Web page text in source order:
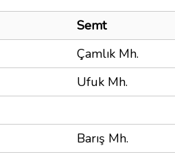
Semt
Çamlık Mh.
Ufuk Mh.
Barış Mh.